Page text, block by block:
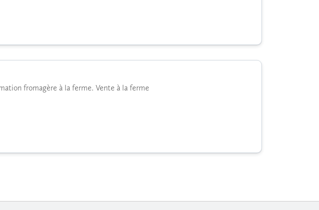
fromagère à la ferme. Vente à la ferme